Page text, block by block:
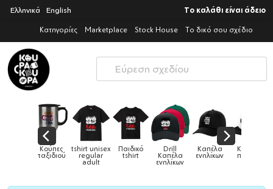
Ελληνικά English Το καλάθι είναι άδειο
Κατηγορίες Marketplace Stock House Το δικό σου σχέδιο
Κούπες
ταξιδιού
tshirt unisex
regular
adult
Παιδικό
tshirt
Drill
Καπέλα
ενηλίκων
Καπέλα
ενηλίκων
Καπέλα
παιδικά